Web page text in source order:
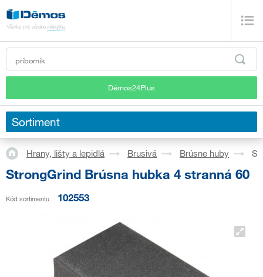
Démos24Plus
Sortiment
Hrany, lišty a lepidlá Brusivá Brúsne huby
StrongGrind Brúsna hubka 4 stranná 60
Kód sortimentu 102553